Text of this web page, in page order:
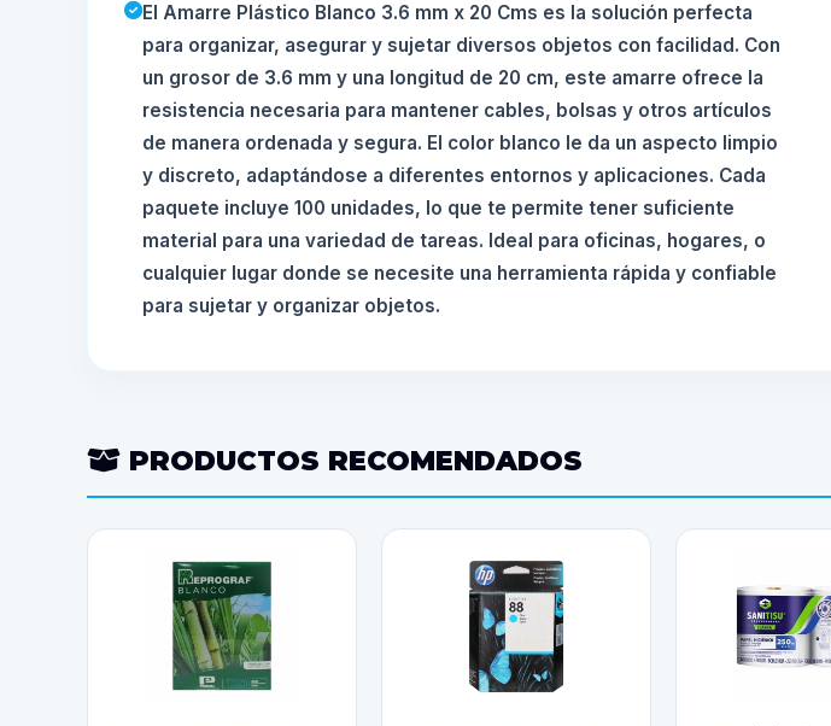
El Amarre Plástico Blanco 3.6 mm x 20 Cms es la solución perfecta
para organizar, asegurar y sujetar diversos objetos con facilidad. Con
un grosor de 3.6 mm y una longitud de 20 cm, este amarre ofrece la
resistencia necesaria para mantener cables, bolsas y otros artículos
de manera ordenada y segura. El color blanco le da un aspecto limpio
y discreto, adaptándose a diferentes entornos y aplicaciones. Cada
paquete incluye 100 unidades, lo que te permite tener suficiente
material para una variedad de tareas. Ideal para oficinas, hogares, o
cualquier lugar donde se necesite una herramienta rápida y confiable
para sujetar y organizar objetos.
PRODUCTOS RECOMENDADOS